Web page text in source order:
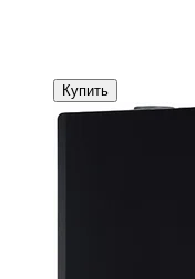
Купить